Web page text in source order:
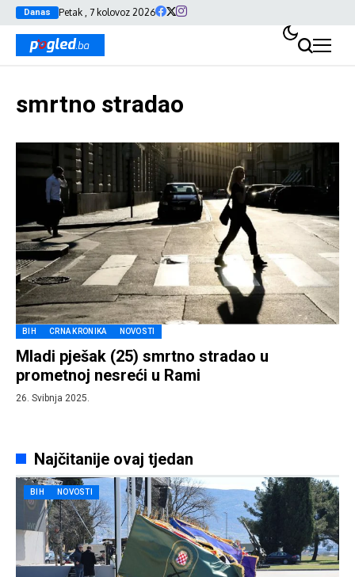
Danas Petak , 7 kolovoz 2026
smrtno stradao
BIH CRNA KRONIKA NOVOSTI
Mladi pješak (25) smrtno stradao u
prometnoj nesreći u Rami
26. Svibnja 2025.
Najčitanije ovaj tjedan
BIH NOVOSTI